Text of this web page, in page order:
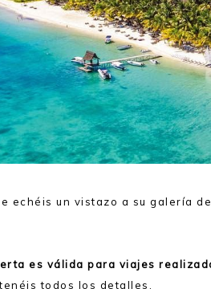
echéis un vistazo a su galería
es válida para viajes
todos los detalles.